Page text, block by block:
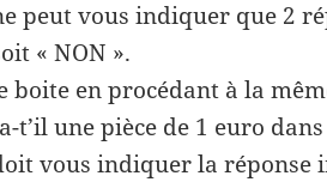
peut vous indiquer que 2
« NON ».
boite en procédant à la
t’il une pièce de 1 euro
vous indiquer la réponse